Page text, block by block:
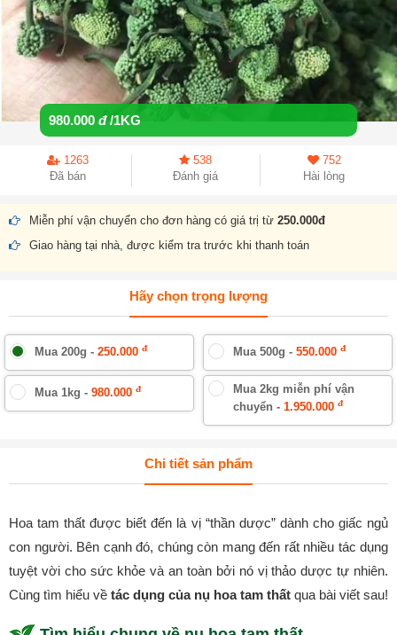
980.000 đ /1KG
1263
Đã bán
538
Đánh giá
752
Hài lòng
Miễn phí vận chuyển cho đơn hàng có giá trị từ 250.000đ
Giao hàng tại nhà, được kiểm tra trước khi thanh toán
Hãy chọn trọng lượng
Mua 200g - 250.000 đ Mua 500g - 550.000 đ
Mua 1kg - 980.000 đ
Mua 2kg miễn phí vận
chuyển - 1.950.000 đ
Chi tiết sản phẩm
Hoa tam thất được biết đến là vị “thần dược” dành cho giấc ngủ
con người. Bên cạnh đó, chúng còn mang đến rất nhiều tác dụng
tuyệt vời cho sức khỏe và an toàn bởi nó vị thảo dược tự nhiên.
Cùng tìm hiểu về tác dụng của nụ hoa tam thất qua bài viết sau!